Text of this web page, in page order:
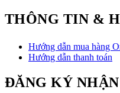
THÔNG TIN &
Hướng dẫn mua hàng
Hướng dẫn thanh toán
ĐĂNG KÝ